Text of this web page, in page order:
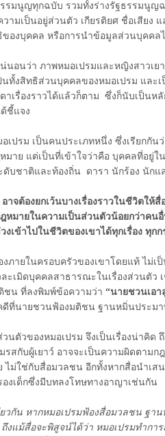
รมนูญทุกฉบับ รวมทั้งร่างรัฐธรรมนูญ
ามเป็นอยู่ส่วนตัว เกียรติยศ ชื่อเสียง
องบุคคล หรือการนำข้อมูลส่วนบุคคล
นอนว่า ภาพหมอเปรมและหญิงสาวเ
นทั้งสิทธิส่วนบุคคลของหมอเปรม และ
าเรื่องราวได้แล้วก็ตาม ซึ่งก็นับเป็นห
ชี้แจง
อเปรม เป็นคนประเภทหนึ่ง ซึ่งเรียกกัน
มาย แต่เป็นที่เข้าใจว่าคือ บุคคลที่อยู่
ดับชาติและท้องถิ่น ดารา นักร้อง นักแ
าจต้องยกเว้นบางเรื่องราวในชีวิตให้
ฎหมายในความเป็นส่วนตัวน้อยกว่าค
งเข้าไปในชีวิตของเขาได้ทุกเรื่อง ทุก
งภายในครอบครัวของเขาโดยแท้ ไ
ละเมิดบุคคลสาธารณะในเรื่องส่วนตั
ชน ที่ลงพิมพ์ข้อความว่า “นายชวนเอา
ที่นายชวนฟ้องมติชน ฐานหมิ่นประม
วนตัวของหมอเปรม จึงเป็นเรื่องน่าคิ
รสกับผู้เยาว์ อาจจะเป็นความผิดตาม
ไม่ใช่กับสื่อมวลชน อีกทั้งหากสื่อนำเ
งเด็กซึ่งมีบทลงโทษทางอาญาเช่นกัน
ยวกัน หากหมอเปรมฟ้องสื่อมวลชน ฐา
งแม้สื่อจะพิสูจน์ได้ว่า หมอเปรมทำกา